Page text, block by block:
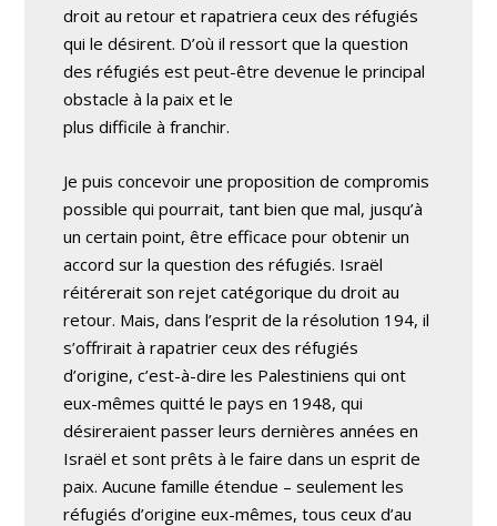
droit au retour et rapatriera ceux des réfugiés
qui le désirent. D’où il ressort que la question
des réfugiés est peut-être devenue le principal
obstacle à la paix et le
plus difficile à franchir.
Je puis concevoir une proposition de compromis
possible qui pourrait, tant bien que mal, jusqu’à
un certain point, être efficace pour obtenir un
accord sur la question des réfugiés. Israël
réitérerait son rejet catégorique du droit au
retour. Mais, dans l’esprit de la résolution 194, il
s’offrirait à rapatrier ceux des réfugiés
d’origine, c’est-à-dire les Palestiniens qui ont
eux-mêmes quitté le pays en 1948, qui
désireraient passer leurs dernières années en
Israël et sont prêts à le faire dans un esprit de
paix. Aucune famille étendue – seulement les
réfugiés d’origine eux-mêmes, tous ceux d’au